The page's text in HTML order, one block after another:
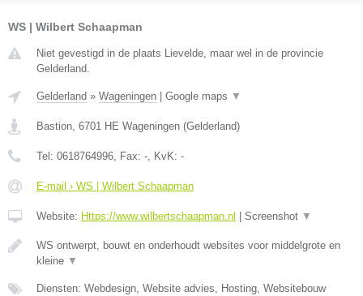
WS | Wilbert Schaapman
Niet gevestigd in de plaats Lievelde, maar wel in de provincie
Gelderland.
Gelderland » Wageningen Google maps ▼
Bastion, 6701 HE Wageningen (Gelderland)
Tel: 0618764996, Fax: -, KvK: -
E-mail › WS | Wilbert Schaapman
Website: Https://www.wilbertschaapman.nl Screenshot ▼
WS ontwerpt, bouwt en onderhoudt websites voor middelgrote en
kleine ▼
Diensten: Webdesign, Website advies, Hosting, Websitebouw